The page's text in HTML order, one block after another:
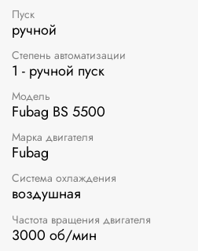
Пуск
ручной
Степень автоматизации
1 - ручной пуск
Модель
Fubag BS 5500
Марка двигателя
Fubag
Система охлаждения
воздушная
Частота вращения двигателя
3000 об/мин